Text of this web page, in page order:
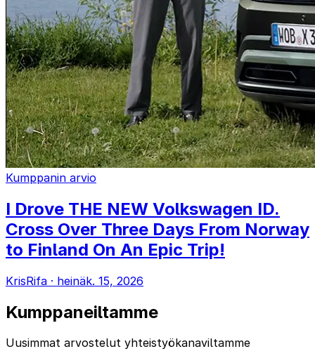
Kumppanin arvio
I Drove THE NEW Volkswagen ID.
Cross Over Three Days From Norway
to Finland On An Epic Trip!
KrisRifa · heinäk. 15, 2026
Kumppaneiltamme
Uusimmat arvostelut yhteistyökanaviltamme